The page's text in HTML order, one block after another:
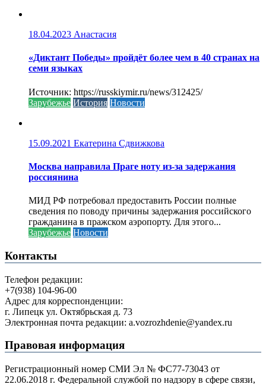
18.04.2023 Анастасия
«Диктант Победы» пройдёт более чем в 40 странах на
семи языках
Источник: https://russkiymir.ru/news/312425/
Зарубежье История Новости
15.09.2021 Екатерина Сдвижкова
Москва направила Праге ноту из-за задержания
россиянина
МИД РФ потребовал предоставить России полные
сведения по поводу причины задержания российского
гражданина в пражском аэропорту. Для этого...
Зарубежье Новости
Контакты
Телефон редакции:
+7(938) 104-96-00
Адрес для корреспонденции:
г. Липецк ул. Октябрьская д. 73
Электронная почта редакции: a.vozrozhdenie@yandex.ru
Правовая информация
Регистрационный номер СМИ Эл № ФС77-73043 от
22.06.2018 г. Федеральной службой по надзору в сфере связи,